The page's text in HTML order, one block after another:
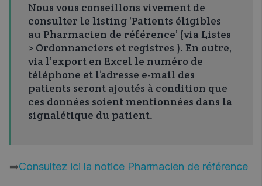
Nous vous conseillons vivement de
consulter le listing ‘Patients éligibles
au Pharmacien de référence’ (via Listes
> Ordonnanciers et registres ). En outre,
via l’export en Excel le numéro de
téléphone et l’adresse e-mail des
patients seront ajoutés à condition que
ces données soient mentionnées dans la
signalétique du patient.
➡️Consultez ici la notice Pharmacien de référence